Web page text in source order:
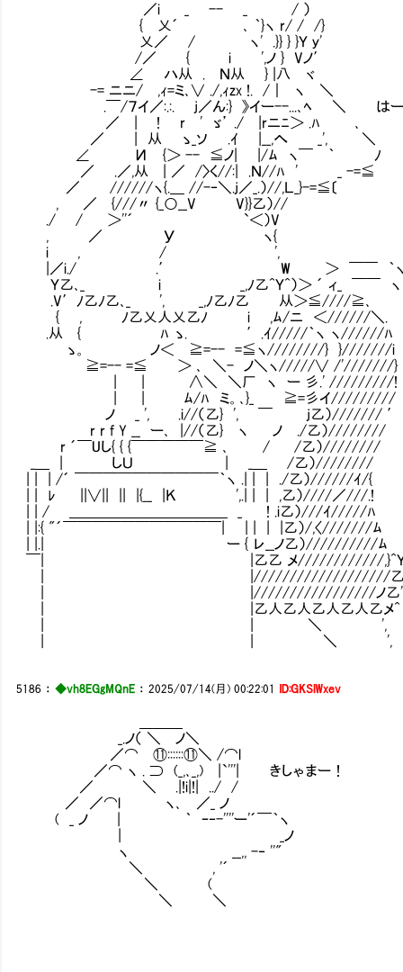
／i _ -- _ / ）
{ 乂´ ､ ｀}ヽ r/ / /}
乂／ / ヽ' .}} } }Ｙ ｙ'
/／ { i ',ノ } Vノ′
∠ ハ从 . Ｎ从 } |八 ヾ
-= ニニ/ ,ｨ=ミ､∨ ./,ｨzx !. /｜ ヽ ＼
.￣/７イ／:.:. j／ん:} 》イー--...､ﾍ ＼ はー
／ | ! r ' ゞ’ ./ |rニﾆ＞ .ﾊ ､
／ | 从 ゝ_ソ .ｲ |__,へ _', ＼
∠ И {＞ -- ≦ノ| |/ﾑ ヽ￣ ｀ ﾉ
／ .／,从 | ／ /〉く//:| .Ｎ//ﾊ ' _ -=≦
／ //////ヽ{.＿ //-‐＼.j／_.）//,Ｌ_}-=≦〔
, ／ {///〃 {_○__V V}}乙）//
./ / ＞''´ `＜）V
, ／ У ヽ{
i , / ',
|／i./ .′ W ＞ ￣￣ ｀
Ｙ乙､_ i _,ﾉ乙^Ｙ^）＞ ´ ィ_ ￣￣ ヽ
.V′ﾉ乙ﾉ乙､_ ', _,ﾉ乙ﾉ乙 从＞≦////≧､
{ , ﾉ乙乂人乂乙ﾉ i ,ﾑ/ニ ＜//////＼.
.从 { ﾊ ゝ. ′.ｲ/////｀ヽ ヽ//////
ゝ。 ノ＜ ≧=-- =≦ヽ////////} }///////
≧=-- =≦ ＞ ､ ＼- ノ＼ヽ/////∨ /
| | ∧＼ ＼厂 ヽ ー 彡.' /////////!
| | ﾑ/ﾊ ミ。､}_ ≧=彡イ/////////
ノ _ ', .i//（乙} ', ￣ j乙）/////// ′
r r f Y __ ー､ |//（乙} ヽ ノ ./乙）////////
r ´￣Uし{ { {￣￣￣￣￣≧ ､ / /乙）////////
_＿ | しＵ | _＿ /乙）////////
| | | /´ ￣￣￣￣￣￣￣￣￣￣｀ヽ .| | | ./乙）//////ｲ/{
| | ﾚ ||∨|| || |{__ |Ｋ ',.| | | ,乙）////／///.!
| | / ＿＿＿＿＿＿＿＿＿＿＿ _Ⅵ ! .i乙）///ｲ/////ﾊ
| |:{ "´￣￣￣￣￣￣￣￣￣￣￣| | | | |乙）/,〈///////ﾑ
| |.| ー { レ__ノ乙）//////////ﾑ
￣| |乙乙 メ////////////,}^
| |///////////////////
| |/////////////////ノ乙'
| |乙人乙人乙人乙人乙メ^
| | ＼ ',
| | ＼ ',
5186 ：◆vh8EGgMQnE ：2025/07/14(月) 00:22:01 ID:GKSlWxev
_.ノ（ ＼ ノ＼
／⌒ ⑪::::::⑪＼ /⌒l
／⌒ ヽ . ⊃ (_,､_,) |`'''| きしゃまー！
／ ＼ .|!i|!| ../ /
／ ／⌒l ヽ､ ／_ ノ
( _ ノ | ｀ ｰ‐-''''ー'´￣｀ヽ
| _ノ
ヽ __,, -‐ ''"
＼ , '´
＼ (
＼ ＼